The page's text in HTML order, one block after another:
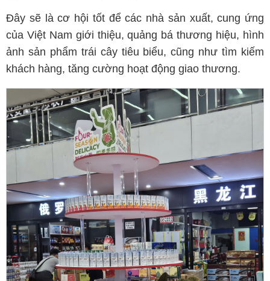
Đây sẽ là cơ hội tốt để các nhà sản xuất, cung ứng
của Việt Nam giới thiệu, quảng bá thương hiệu, hình
ảnh sản phẩm trái cây tiêu biểu, cũng như tìm kiếm
khách hàng, tăng cường hoạt động giao thương.